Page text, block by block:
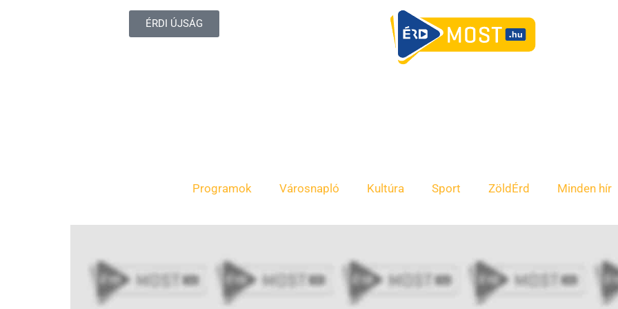
ÉRDI ÚJSÁG
Programok Városnapló Kultúra Sport ZöldÉrd Minden hír